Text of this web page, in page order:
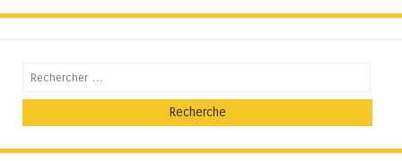
Recherche